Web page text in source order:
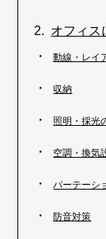
オフィス
動線・レイ
収納
照明・採光
空調・換気
パーテーシ
防音対策